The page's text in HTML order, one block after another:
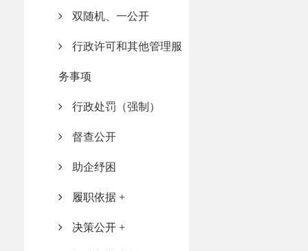
双随机、一公开
行政许可和其他管理服
务事项
行政处罚（强制）
督查公开
助企纾困
履职依据
决策公开